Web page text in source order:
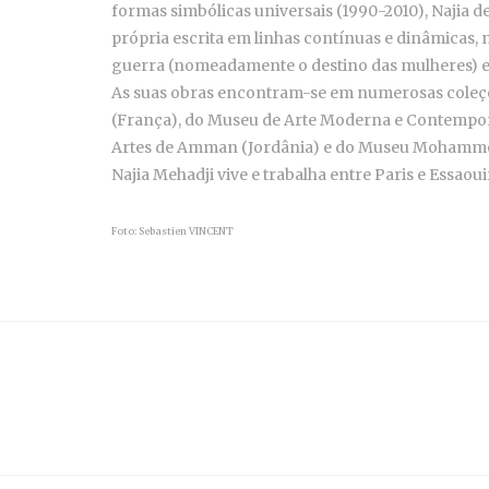
formas simbólicas universais (1990-2010), Najia
própria escrita em linhas contínuas e
guerra (nomeadamente o destino das mulheres)
As suas obras encontram-se em numerosas
(França), do Museu de Arte Moderna e
Artes de Amman (Jordânia) e do Museu
Najia Mehadji vive e trabalha entre Paris e
Foto: Sebastien VINCENT